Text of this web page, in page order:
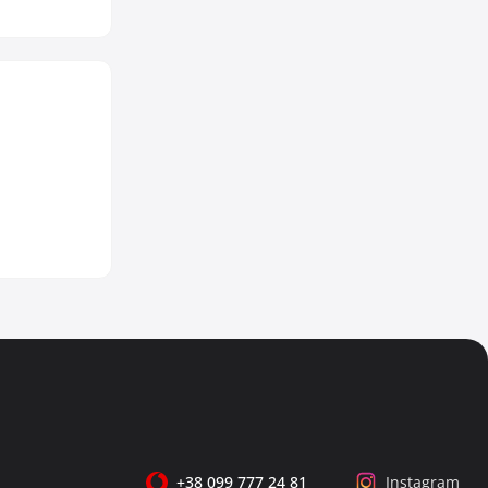
+38 099 777 24 81 Instagram